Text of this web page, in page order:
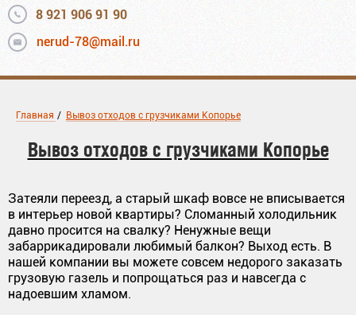
8 921 906 91 90
nerud-78@mail.ru
Главная / Вывоз отходов с грузчиками Копорье
Вывоз отходов с грузчиками Копорье
Затеяли переезд, а старый шкаф вовсе не вписывается
в интерьер новой квартиры? Сломанный холодильник
давно просится на свалку? Ненужные вещи
забаррикадировали любимый балкон? Выход есть. В
нашей компании вы можете совсем недорого заказать
грузовую газель и попрощаться раз и навсегда с
надоевшим хламом.